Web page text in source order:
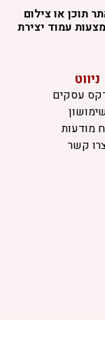
תוכן או צילום
עמוד יצירת
ניווט
עסקים
מודעות
קשר